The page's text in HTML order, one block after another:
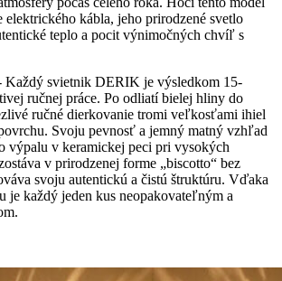
elektrického kábla, jeho prirodzené svetlo
teplo a pocit výnimočných chvíľ s
Každý svietnik DERIK je výsledkom 15-
ručnej práce. Po odliatí bielej hliny do
ručné dierkovanie tromi veľkosťami ihiel
Svoju pevnosť a jemný matný vzhľad
výpalu v keramickej peci pri vysokých
v prirodzenej forme „biscotto“ bez
svoju autentickú a čistú štruktúru. Vďaka
je každý jeden kus neopakovateľným a